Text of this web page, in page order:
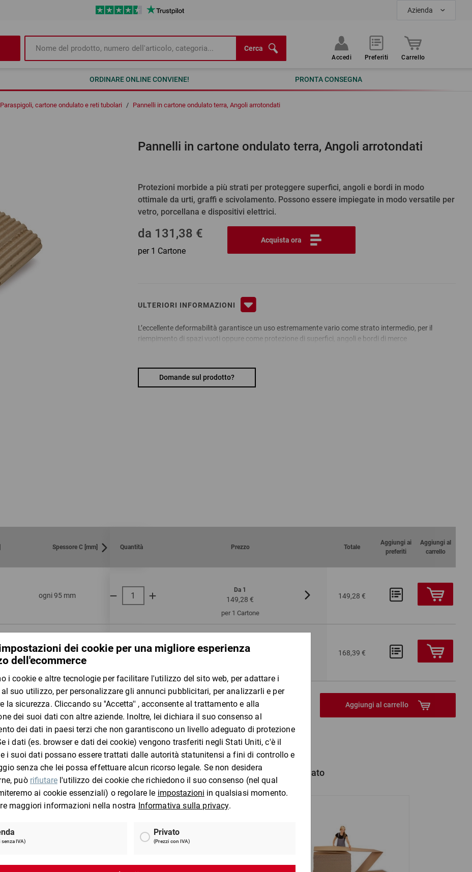
Azienda
Cerca
Accedi Preferiti Carrello
ORDINARE ONLINE CONVIENE! PRONTA CONSEGNA
Paraspigoli, cartone ondulato e reti tubolari / Pannelli in cartone ondulato terra, Angoli arrotondati
Pannelli in cartone ondulato terra, Angoli arrotondati
Protezioni morbide a più strati per proteggere superfici, angoli e bordi in modo
ottimale da urti, graffi e scivolamento. Possono essere impiegate in modo versatile per
vetro, porcellana e dispositivi elettrici.
da 131,38 €
per 1 Cartone
Acquista ora
ULTERIORI INFORMAZIONI
L’eccellente deformabilità garantisce un uso estremamente vario come strato intermedio, per il
riempimento di spazi vuoti oppure come protezione di superfici, angoli e bordi di merce
Vantaggi:Domande sul prodotto?
Spessore C [mm] Quantità Prezzo Totale
Aggiungi ai
preferiti
Aggiungi al
carrello
ogni 95 mm 200
prodotti fino a
massimo 10 kg
Da 1
149,28 € 131,38 €
per 1 Cartone
149,28 €
ogni 95 mm 200
prodotti a partire da
Da 1
148,53 €
168,39 €
Aggiungi al carrello
I clienti che hanno visto questo prodotto hanno anche comprato